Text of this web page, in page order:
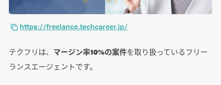
https://freelance.techcareer.jp/
テクフリは、 マージン率10%の案件を取り扱っているフリー
ランスエージェントです。